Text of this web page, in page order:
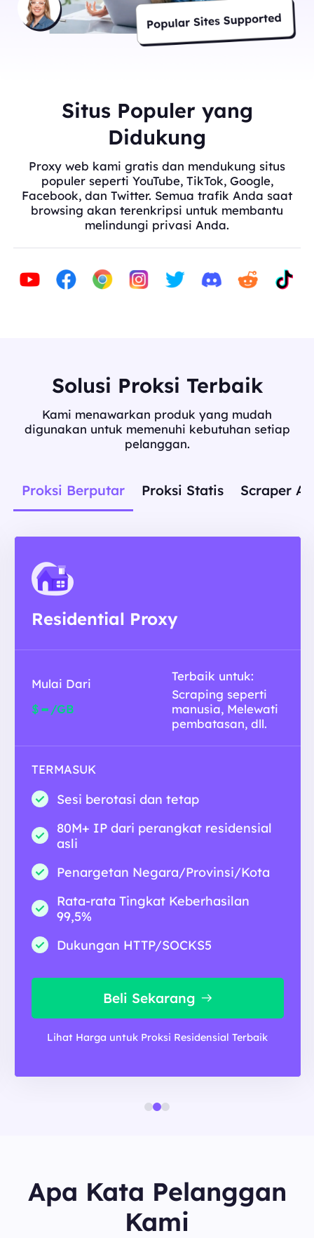
Situs Populer yang
Didukung
Proxy web kami gratis dan mendukung situs
populer seperti YouTube, TikTok, Google,
Facebook, dan Twitter. Semua trafik Anda saat
browsing akan terenkripsi untuk membantu
melindungi privasi Anda.
Solusi Proksi Terbaik
Kami menawarkan produk yang mudah
digunakan untuk memenuhi kebutuhan setiap
pelanggan.
Proksi Berputar Proksi Statis Scraper
Residential Proxy
Mulai Dari
$- /GB
Terbaik untuk:
Scraping seperti
manusia, Melewati
pembatasan, dll.
TERMASUK
Sesi berotasi dan tetap
80M+ IP dari perangkat residensial
asli
Penargetan Negara/Provinsi/Kota
Rata-rata Tingkat Keberhasilan
99,5%
Dukungan HTTP/SOCKS5
Beli Sekarang
Lihat Harga untuk Proksi Residensial Terbaik
Apa Kata Pelanggan
Kami